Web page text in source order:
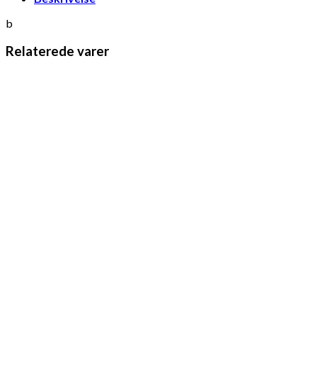
b
Relaterede varer